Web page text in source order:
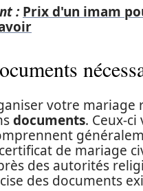
: Prix d'un imam
votre mariage
documents. Ceux-
de mariage
des autorités
des documents